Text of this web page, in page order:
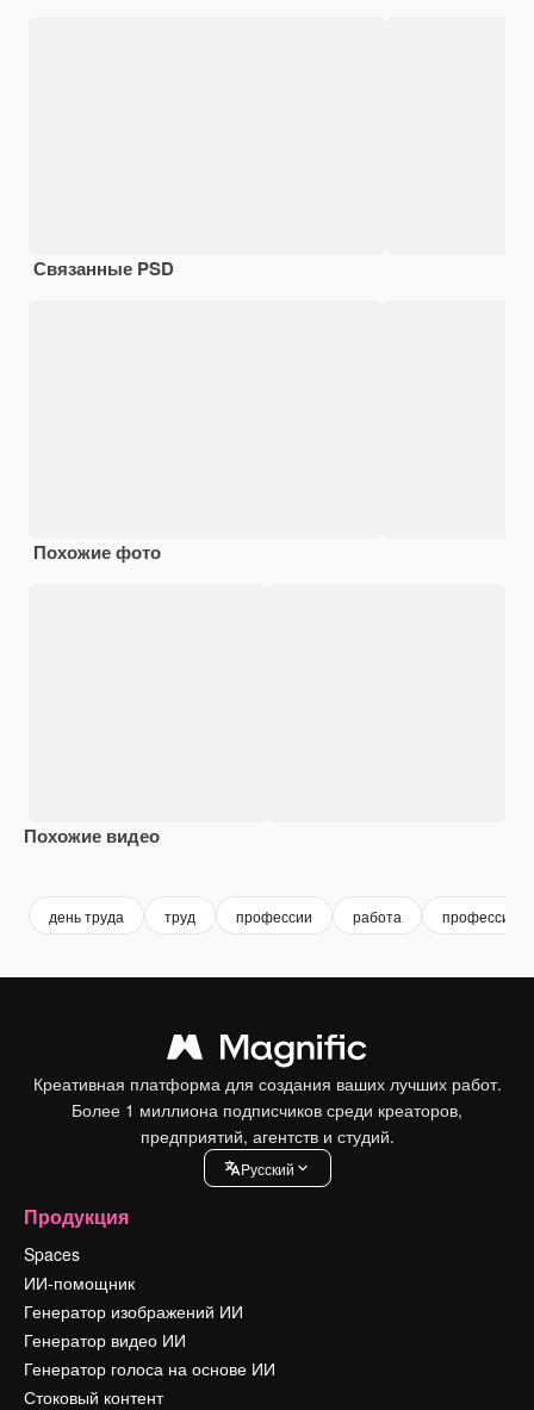
Связанные PSD
Похожие фото
Похожие видео
день труда труд профессии работа
Креативная платформа для создания ваших лучших работ.
Более 1 миллиона подписчиков среди креаторов,
предприятий, агентств и студий.
Pусский
Продукция
Spaces
ИИ-помощник
Генератор изображений ИИ
Генератор видео ИИ
Генератор голоса на основе ИИ
Стоковый контент